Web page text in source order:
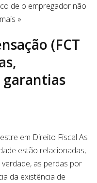
de o empregador não
»
(FCT
em Direito Fiscal As
estão relacionadas,
as perdas por
da existência de